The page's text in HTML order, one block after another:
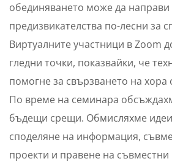
обединяването може да направи
предизвикателства по-лесни за
Виртуалните участници в Zoom
гледни точки, показвайки, че
помогне за свързването на хора
По време на семинара
бъдещи срещи. Обмисляхме
споделяне на информация,
проекти и правене на